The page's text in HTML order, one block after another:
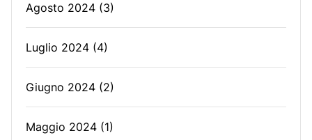
Agosto 2024 (3)
Luglio 2024 (4)
Giugno 2024 (2)
Maggio 2024 (1)